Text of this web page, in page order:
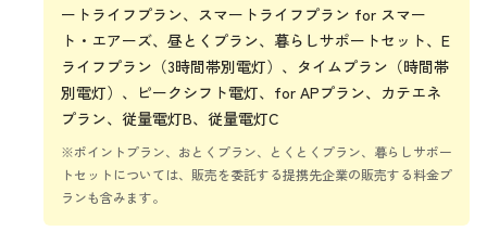
ートライフプラン、スマートライフプラン for スマー
ト・エアーズ、昼とくプラン、暮らしサポートセット、E
ライフプラン（3時間帯別電灯）、タイムプラン（時間帯
別電灯）、ピークシフト電灯、for APプラン、カテエネ
プラン、従量電灯B、従量電灯C
※ポイントプラン、おとくプラン、とくとくプラン、暮らしサポー
トセットについては、販売を委託する提携先企業の販売する料金プ
ランも含みます。